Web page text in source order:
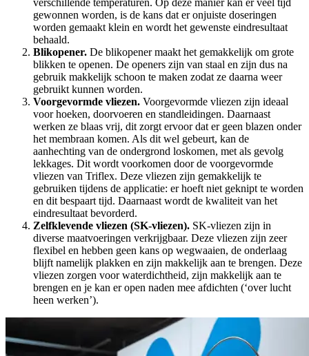
verschillende temperaturen. Op deze manier kan er veel tijd
gewonnen worden, is de kans dat er onjuiste doseringen
worden gemaakt klein en wordt het gewenste eindresultaat
behaald.
Blikopener. De blikopener maakt het gemakkelijk om grote
blikken te openen. De openers zijn van staal en zijn dus na
gebruik makkelijk schoon te maken zodat ze daarna weer
gebruikt kunnen worden.
Voorgevormde vliezen. Voorgevormde vliezen zijn ideaal
voor hoeken, doorvoeren en standleidingen. Daarnaast
werken ze blaas vrij, dit zorgt ervoor dat er geen blazen onder
het membraan komen. Als dit wel gebeurt, kan de
aanhechting van de ondergrond loskomen, met als gevolg
lekkages. Dit wordt voorkomen door de voorgevormde
vliezen van Triflex. Deze vliezen zijn gemakkelijk te
gebruiken tijdens de applicatie: er hoeft niet geknipt te worden
en dit bespaart tijd. Daarnaast wordt de kwaliteit van het
eindresultaat bevorderd.
Zelfklevende vliezen (SK-vliezen). SK-vliezen zijn in
diverse maatvoeringen verkrijgbaar. Deze vliezen zijn zeer
flexibel en hebben geen kans op wegwaaien, de onderlaag
blijft namelijk plakken en zijn makkelijk aan te brengen. Deze
vliezen zorgen voor waterdichtheid, zijn makkelijk aan te
brengen en je kan er open naden mee afdichten (‘over lucht
heen werken’).